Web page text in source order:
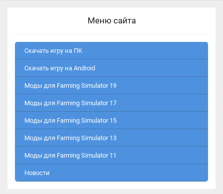
Меню сайта
Скачать игру на ПК
Скачать игру на Android
Моды для Farming Simulator 19
Моды для Farming Simulator 17
Моды для Farming Simulator 15
Моды для Farming Simulator 13
Моды для Farming Simulator 11
Новости